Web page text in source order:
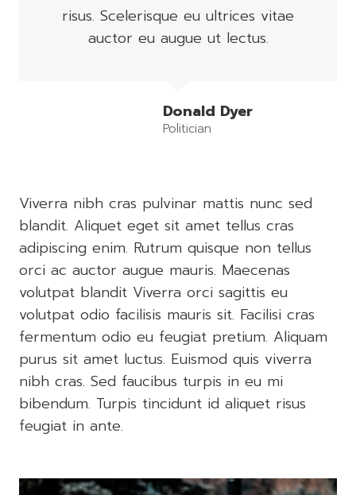
risus. Scelerisque eu ultrices vitae
auctor eu augue ut lectus.
Donald Dyer
Politician
Viverra nibh cras pulvinar mattis nunc sed
blandit. Aliquet eget sit amet tellus cras
adipiscing enim. Rutrum quisque non tellus
orci ac auctor augue mauris. Maecenas
volutpat blandit Viverra orci sagittis eu
volutpat odio facilisis mauris sit. Facilisi cras
fermentum odio eu feugiat pretium. Aliquam
purus sit amet luctus. Euismod quis viverra
nibh cras. Sed faucibus turpis in eu mi
bibendum. Turpis tincidunt id aliquet risus
feugiat in ante.